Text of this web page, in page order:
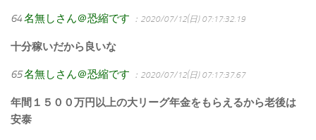
64名無しさん＠恐縮です ：2020/07/12(日) 07:17:32.19
十分稼いだから良いな
65名無しさん＠恐縮です ：2020/07/12(日) 07:17:37.67
年間１５００万円以上の大リーグ年金をもらえるから老後は
安泰